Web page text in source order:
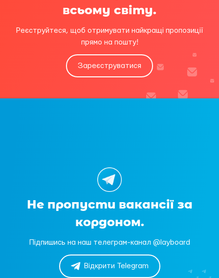
всьому світу.
Реєструйтеся, щоб отримувати найкращі пропозиції
прямо на пошту!
Зареєструватися
Не пропусти вакансії за
кордоном.
Підпишись на наш телеграм-канал @layboard
Відкрити Telegram